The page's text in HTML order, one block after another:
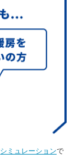
シミュレーションで